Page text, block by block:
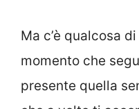
Ma c’è qualcosa
momento che
presente quella